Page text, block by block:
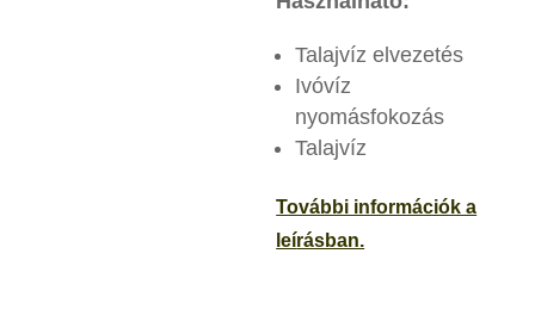
Talajvíz elvezetés
Ivóvíz
nyomásfokozás
Talajvíz
További információk a
leírásban.